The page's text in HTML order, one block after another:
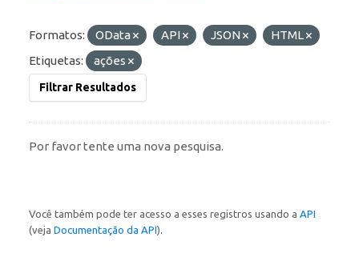
Formatos: OData API JSON
HTML
Etiquetas:
ações
Filtrar Resultados
Por favor tente uma nova pesquisa.
Você também pode ter acesso a esses registros usando a API
(veja Documentação da API).